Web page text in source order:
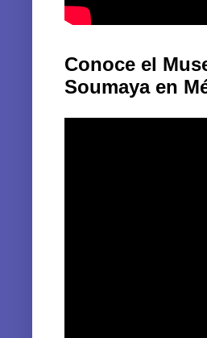
Conoce el
Soumaya en